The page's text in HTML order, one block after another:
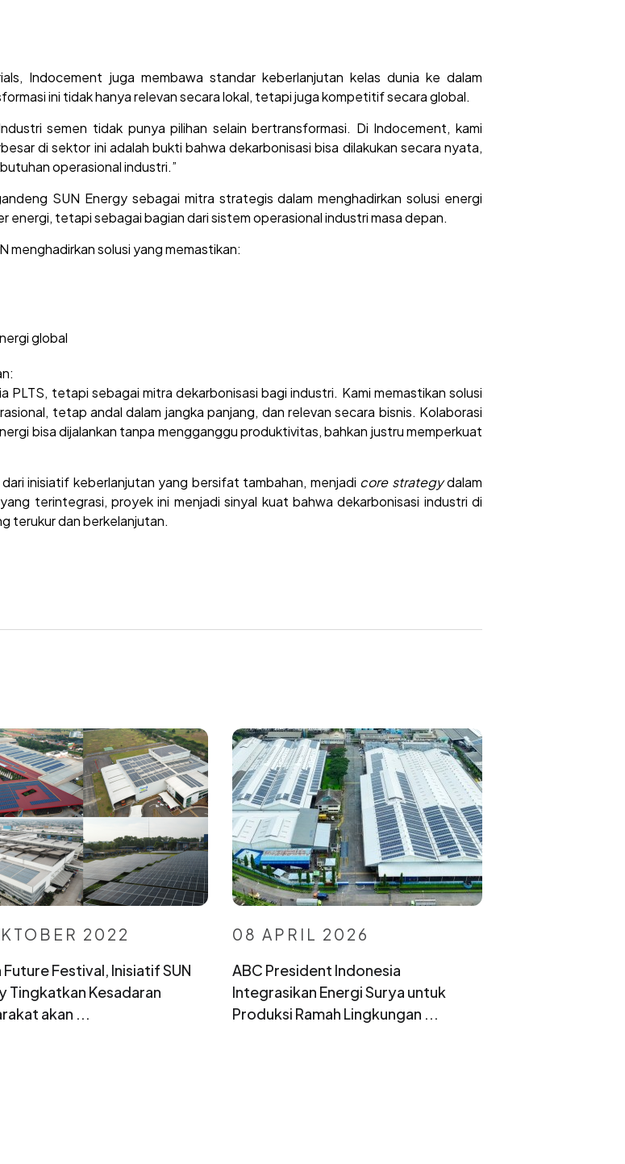
Indocement juga membawa standar keberlanjutan kelas dunia ke dalam
ini tidak hanya relevan secara lokal, tetapi juga kompetitif secara global.
semen tidak punya pilihan selain bertransformasi. Di Indocement, kami
di sektor ini adalah bukti bahwa dekarbonisasi bisa dilakukan secara nyata,
operasional industri.”
SUN Energy sebagai mitra strategis dalam menghadirkan solusi energi
tetapi sebagai bagian dari sistem operasional industri masa depan.
menghadirkan solusi yang memastikan:
global
PLTS, tetapi sebagai mitra dekarbonisasi bagi industri. Kami memastikan solusi
tetap andal dalam jangka panjang, dan relevan secara bisnis. Kolaborasi
bisa dijalankan tanpa mengganggu produktivitas, bahkan justru memperkuat
inisiatif keberlanjutan yang bersifat tambahan, menjadi core strategydalam
terintegrasi, proyek ini menjadi sinyal kuat bahwa dekarbonisasi industri di
terukur dan berkelanjutan.
2022
Festival, Inisiatif SUN
Tingkatkan Kesadaran
akan ...
08 APRIL 2026
ABC President Indonesia
Integrasikan Energi Surya untuk
Produksi Ramah Lingkungan ...